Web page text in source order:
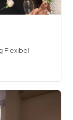
Flexibel